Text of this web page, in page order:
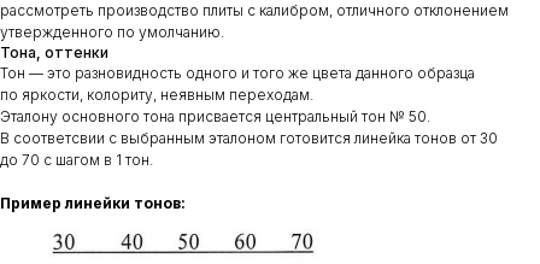
рассмотреть производство плиты с калибром, отличного отклонением
утвержденного по умолчанию.
Тона, оттенки
Тон — это разновидность одного и того же цвета данного образца
по яркости, колориту, неявным переходам.
Эталону основного тона присвается центральный тон № 50.
В соответсвии с выбранным эталоном готовится линейка тонов от 30
до 70 с шагом в 1 тон.
Пример линейки тонов: